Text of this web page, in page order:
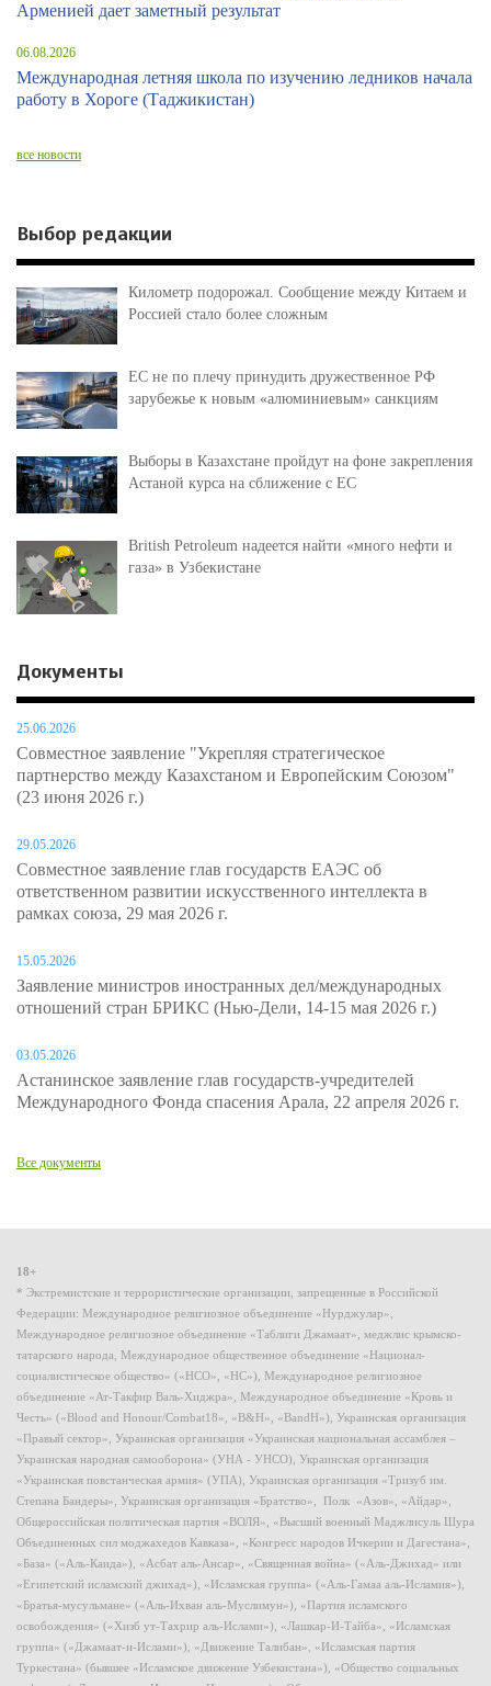
Арменией дает заметный результат
06.08.2026
Международная летняя школа по изучению ледников начала
работу в Хороге (Таджикистан)
все новости
Выбор редакции
Километр подорожал. Сообщение между Китаем и
Россией стало более сложным
ЕС не по плечу принудить дружественное РФ
зарубежье к новым «алюминиевым» санкциям
Выборы в Казахстане пройдут на фоне закрепления
Астаной курса на сближение с ЕС
British Petroleum надеется найти «много нефти и
газа» в Узбекистане
Документы
25.06.2026
Совместное заявление "Укрепляя стратегическое
партнерство между Казахстаном и Европейским Союзом"
(23 июня 2026 г.)
29.05.2026
Совместное заявление глав государств ЕАЭС об
ответственном развитии искусственного интеллекта в
рамках союза, 29 мая 2026 г.
15.05.2026
Заявление министров иностранных дел/международных
отношений стран БРИКС (Нью-Дели, 14-15 мая 2026 г.)
03.05.2026
Астанинское заявление глав государств-учредителей
Международного Фонда спасения Арала, 22 апреля 2026 г.
Все документы
18+
* Экстремистские и террористические организации, запрещенные в Российской
Федерации: Международное религиозное объединение «Нурджулар»,
Международное религиозное объединение «Таблиги Джамаат», меджлис крымско-
татарского народа, Международное общественное объединение «Национал-
социалистическое общество» («НСО», «НС»), Международное религиозное
объединение «Ат-Такфир Валь-Хиджра», Международное объединение «Кровь и
Честь» («Blood and Honour/Combat18», «B&H», «BandH»), Украинская организация
«Правый сектор», Украинская организация «Украинская национальная ассамблея –
Украинская народная самооборона» (УНА - УНСО), Украинская организация
«Украинская повстанческая армия» (УПА), Украинская организация «Тризуб им.
Степана Бандеры», Украинская организация «Братство», Полк «Азов», «Айдар»,
Общероссийская политическая партия «ВОЛЯ», «Высший военный Маджлисуль Шура
Объединенных сил моджахедов Кавказа», «Конгресс народов Ичкерии и Дагестана»,
«База» («Аль-Каида»), «Асбат аль-Ансар», «Священная война» («Аль-Джихад» или
«Египетский исламский джихад»), «Исламская группа» («Аль-Гамаа аль-Исламия»),
«Братья-мусульмане» («Аль-Ихван аль-Муслимун»), «Партия исламского
освобождения» («Хизб ут-Тахрир аль-Ислами»), «Лашкар-И-Тайба», «Исламская
группа» («Джамаат-и-Ислами»), «Движение Талибан», «Исламская партия
Туркестана» (бывшее «Исламское движение Узбекистана»), «Общество социальных